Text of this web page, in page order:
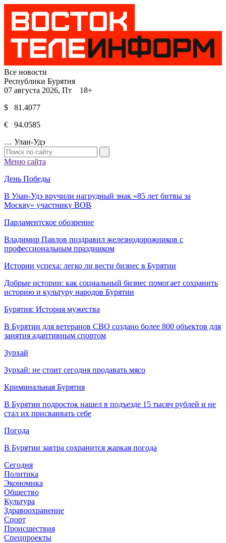
Все новости
Республики Бурятия
07 августа 2026, Пт 18+
$ 81.4077
€ 94.0585
… Улан-Удэ
Меню сайта
День Победы
В Улан-Удэ вручили нагрудный знак «85 лет битвы за
Москву» участнику ВОВ
Парламентское обозрение
Владимир Павлов поздравил железнодорожников с
профессиональным праздником
Истории успеха: легко ли вести бизнес в Бурятии
Добрые истории: как социальный бизнес помогает сохранить
историю и культуру народов Бурятии
Бурятия: История мужества
В Бурятии для ветеранов СВО создано более 800 объектов для
занятия адаптивным спортом
Зурхай
Зурхай: не стоит сегодня продавать мясо
Криминальная Бурятия
В Бурятии подросток нашел в подъезде 15 тысяч рублей и не
стал их присваивать себе
Погода
В Бурятии завтра сохранится жаркая погода
Сегодня
Политика
Экономика
Общество
Культура
Здравоохранение
Спорт
Происшествия
Спецпроекты